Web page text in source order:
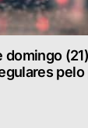
domingo
pelo